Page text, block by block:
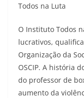
Todos na Luta
O Instituto Todos
lucrativos,
Organização da
OSCIP. A história
do professor de
aumento da